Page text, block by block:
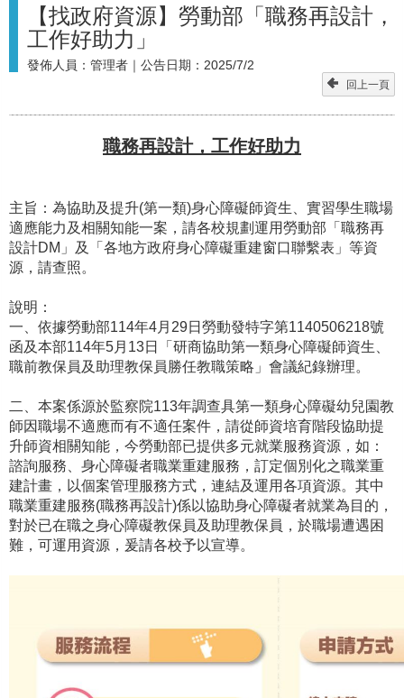
【找政府資源】勞動部「職務再設計，
工作好助力」
發佈人員： 管理者 ｜公告日期： 2025/7/2
回上一頁
職務再設計，工作好助力
主旨：為協助及提升(第一類)身心障礙師資生、實習學生職場
適應能力及相關知能一案，請各校規劃運用勞動部「職務再
設計DM」及「各地方政府身心障礙重建窗口聯繫表」等資
源，請查照。
說明：
一、依據勞動部114年4月29日勞動發特字第1140506218號
函及本部114年5月13日「研商協助第一類身心障礙師資生、
職前教保員及助理教保員勝任教職策略」會議紀錄辦理。
二、本案係源於監察院113年調查具第一類身心障礙幼兒園教
師因職場不適應而有不適任案件，請從師資培育階段協助提
升師資相關知能，今勞動部已提供多元就業服務資源，如：
諮詢服務、身心障礙者職業重建服務，訂定個別化之職業重
建計畫，以個案管理服務方式，連結及運用各項資源。其中
職業重建服務(職務再設計)係以協助身心障礙者就業為目的，
對於已在職之身心障礙教保員及助理教保員，於職場遭遇困
難，可運用資源，爰請各校予以宣導。